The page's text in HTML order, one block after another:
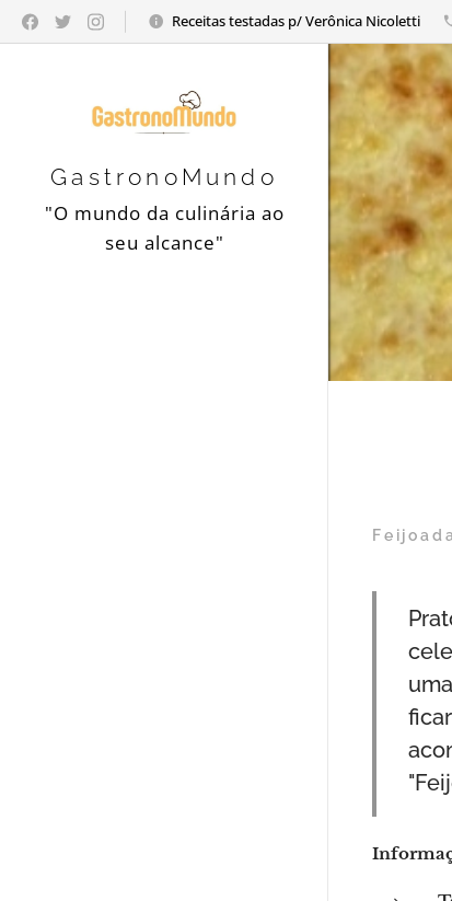
Receitas testadas p/ Verônica Nicoletti
GastronoMundo
"O mundo da culinária ao
seu alcance"